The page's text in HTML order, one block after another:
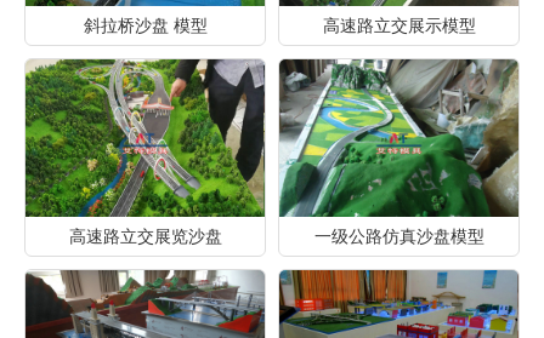
斜拉桥沙盘 模型 高速路立交展示模型
高速路立交展览沙盘 一级公路仿真沙盘模型